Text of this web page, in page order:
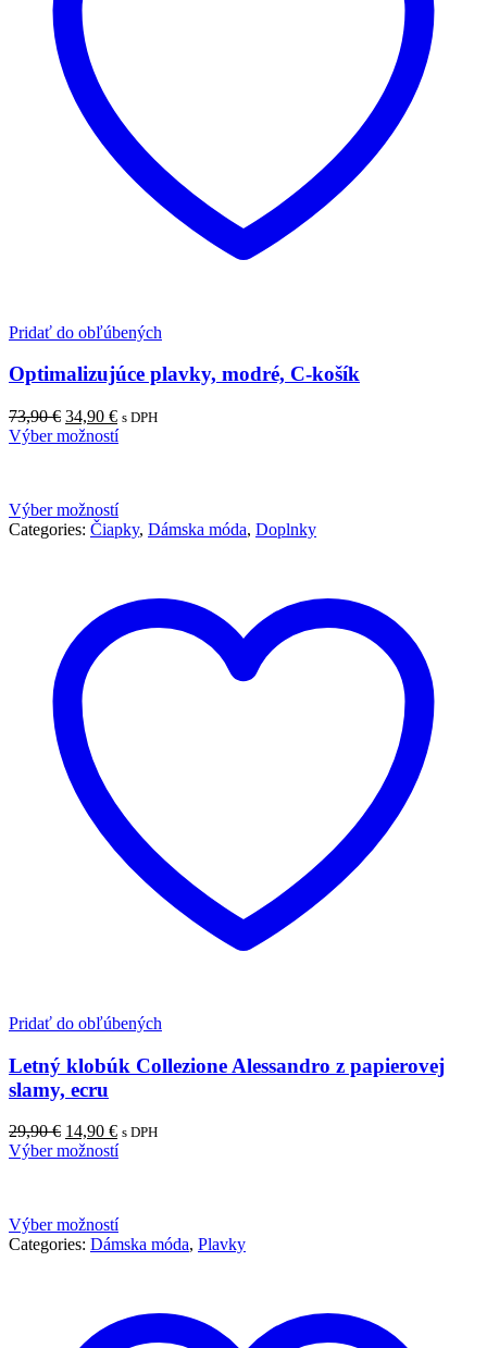
Pridať do obľúbených
Optimalizujúce plavky, modré, C-košík
73,90€ Pôvodná
cena
34,90 €Aktuálna
cena
s DPH
Výber možností
Výber možností
Categories: Čiapky, Dámska móda, Doplnky
Pridať do obľúbených
Letný klobúk Collezione Alessandro z papierovej
slamy, ecru
29,90€ Pôvodná
cena
14,90 €Aktuálna
cena
s DPH
Výber možností
Výber možností
Categories: Dámska móda, Plavky